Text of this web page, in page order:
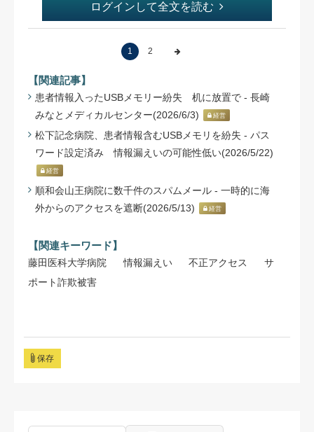
ログインして全文を読む
1 2
【関連記事】
患者情報入ったUSBメモリー紛失 机に放置で - 長崎
みなとメディカルセンター(2026/6/3)
経営
松下記念病院、患者情報含むUSBメモリを紛失 - パス
ワード設定済み 情報漏えいの可能性低い(2026/5/22)
経営
順和会山王病院に数千件のスパムメール - 一時的に海
外からのアクセスを遮断(2026/5/13)
経営
【関連キーワード】
藤田医科大学病院 情報漏えい 不正アクセス
サ
ポート詐欺被害
保存